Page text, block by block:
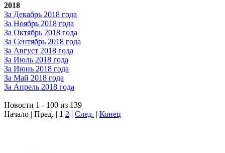
2018
За Декабрь 2018 года
За Ноябрь 2018 года
За Октябрь 2018 года
За Сентябрь 2018 года
За Август 2018 года
За Июль 2018 года
За Июнь 2018 года
За Май 2018 года
За Апрель 2018 года
Новости 1 - 100 из 139
Начало | Пред. | 1 2 | След. | Конец